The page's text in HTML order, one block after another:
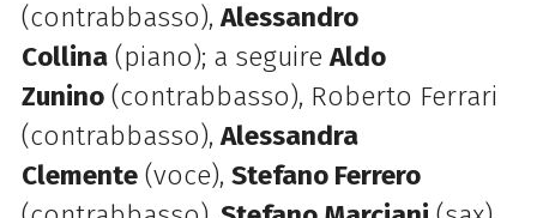
(contrabbasso),Alessandro
Collina(piano); a seguireAldo
Zunino(contrabbasso), Roberto Ferrari
(contrabbasso),Alessandra
Clemente(voce), Stefano Ferrero